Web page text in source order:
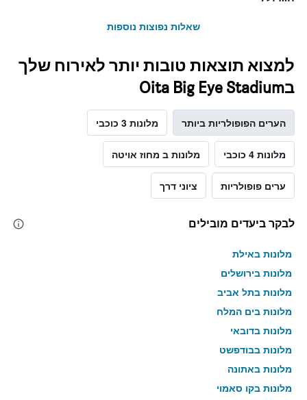
שאלות נפוצות נוספות
למצוא תוצאות טובות יותר לאירוח שלך
בOita Big Eye Stadium
הערים הפופולריות ביותר מלונות 3 כוכבי
מלונות 4 כוכבי מלונות ב מחוז אויטה
ערים פופולריות ציוני דרך
לבקר ביעדים מובילים
מלונות באילת
מלונות בירושלים
מלונות בתל אביב
מלונות בים המלח
מלונות בדובאי
מלונות בבודפשט
מלונות באתונה
מלונות בקו סאמוי